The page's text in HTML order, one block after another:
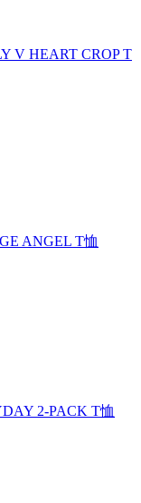
V HEART CROP T
ANGEL T恤
2-PACK T恤